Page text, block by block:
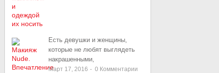
Есть девушки и женщины,
которые не любят выглядеть
накрашенными,
Март 17, 2016 - 0 Комментарии